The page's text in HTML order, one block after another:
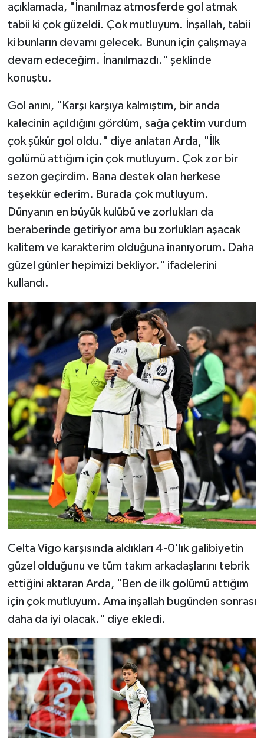
açıklamada, "İnanılmaz atmosferde gol atmak
tabii ki çok güzeldi. Çok mutluyum. İnşallah, tabii
ki bunların devamı gelecek. Bunun için çalışmaya
devam edeceğim. İnanılmazdı." şeklinde
konuştu.
Gol anını, "Karşı karşıya kalmıştım, bir anda
kalecinin açıldığını gördüm, sağa çektim vurdum
çok şükür gol oldu." diye anlatan Arda, "İlk
golümü attığım için çok mutluyum. Çok zor bir
sezon geçirdim. Bana destek olan herkese
teşekkür ederim. Burada çok mutluyum.
Dünyanın en büyük kulübü ve zorlukları da
beraberinde getiriyor ama bu zorlukları aşacak
kalitem ve karakterim olduğuna inanıyorum. Daha
güzel günler hepimizi bekliyor." ifadelerini
kullandı.
Celta Vigo karşısında aldıkları 4-0'lık galibiyetin
güzel olduğunu ve tüm takım arkadaşlarını tebrik
ettiğini aktaran Arda, "Ben de ilk golümü attığım
için çok mutluyum. Ama inşallah bugünden sonrası
daha da iyi olacak." diye ekledi.